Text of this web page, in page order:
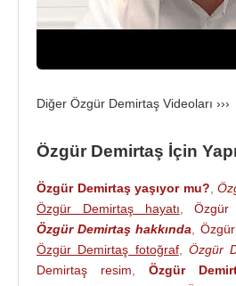
yılında bu teklifi kabul ederek
ve profesör oldu. Aynı yıl
hak kazandı.
Özgür Demirtaş ayrıca
üniversitede ekonomi ve
Prof. Dr. Özgür Demirtaş,
altında kurulan Finans
(Center of Excellence in
Başkanlığı, Türkiye’nin önde
Diğer Özgür Demirtaş Videoları ›››
Özgür Demirtaş İçin
Özgür Demirtaş yaşıyor mu?
Özgür Demirtaş hayatı ,Özgür
Özgür Demirtaş hakkında
Özgür Demirtaş fotoğraf,Özgür
Demirtaş resim
Özgür